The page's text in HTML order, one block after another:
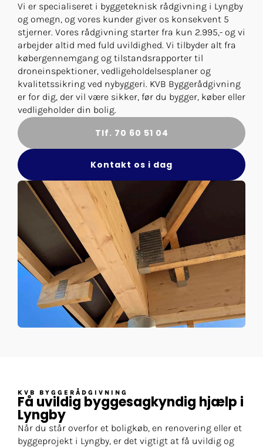
Vi er specialiseret i byggeteknisk rådgivning i Lyngby
og omegn, og vores kunder giver os konsekvent 5
stjerner. Vores rådgivning starter fra kun 2.995,- og vi
arbejder altid med fuld uvildighed. Vi tilbyder alt fra
købergennemgang og tilstandsrapporter til
droneinspektioner, vedligeholdelsesplaner og
kvalitetssikring ved nybyggeri. KVB Byggerådgivning
er for dig, der vil være sikker, før du bygger, køber eller
vedligeholder din bolig.
Tlf. 70 60 51 04
Kontakt os i dag
KVB BYGGERÅDGIVNING
Få uvildig byggesagkyndig hjælp i
Lyngby
Når du står overfor et boligkøb, en renovering eller et
byggeprojekt i Lyngby, er det vigtigt at få uvildig og